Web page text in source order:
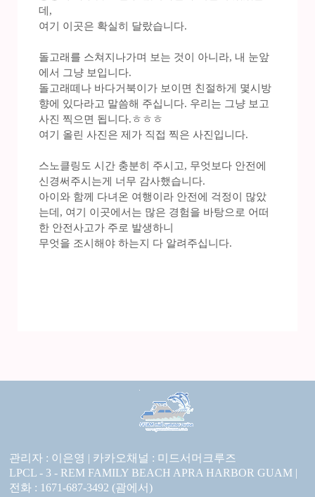
데,
여기 이곳은 확실히 달랐습니다.
돌고래를 스쳐지나가며 보는 것이 아니라, 내 눈앞
에서 그냥 보입니다.
돌고래떼나 바다거북이가 보이면 친절하게 몇시방
향에 있다라고 말씀해 주십니다. 우리는 그냥 보고
사진 찍으면 됩니다.ㅎㅎㅎ
여기 올린 사진은 제가 직접 찍은 사진입니다.
스노클링도 시간 충분히 주시고, 무엇보다 안전에
신경써주시는게 너무 감사했습니다.
아이와 함께 다녀온 여행이라 안전에 걱정이 많았
는데, 여기 이곳에서는 많은 경험을 바탕으로 어떠
한 안전사고가 주로 발생하니
무엇을 조시해야 하는지 다 알려주십니다.
관리자 : 이은영 | 카카오채널 : 미드서머크루즈
LPCL - 3 - REM FAMILY BEACH APRA HARBOR GUAM |
전화 : 1671-687-3492 (괌에서)